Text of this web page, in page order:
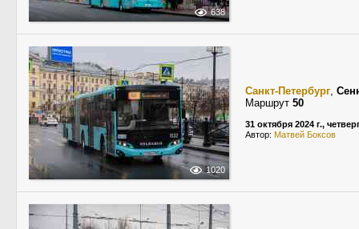
638
1020
Санкт-Петербург,
Маршрут 50
31 октября 2024 г.,
Автор: Матвей Боксов